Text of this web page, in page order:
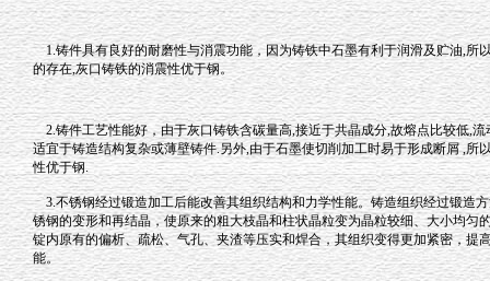
1.铸件具有良好的耐磨性与消震功能，因为铸铁中石墨有利于润滑及贮油,所
的存在,灰口铸铁的消震性优于钢。
2.铸件工艺性能好，由于灰口铸铁含碳量高,接近于共晶成分,故熔点比较低,流
适宜于铸造结构复杂或薄壁铸件.另外,由于石墨使切削加工时易于形成断屑 ,所
性优于钢.
3.不锈钢经过锻造加工后能改善其组织结构和力学性能。铸造组织经过锻造
锈钢的变形和再结晶，使原来的粗大枝晶和柱状晶粒变为晶粒较细、大小均匀
锭内原有的偏析、疏松、气孔、夹渣等压实和焊合，其组织变得更加紧密，提
能。